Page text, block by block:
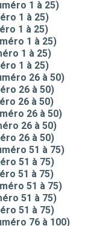
1 à 25)
1 à 25)
1 à 25)
1 à 25)
1 à 25)
1 à 25)
26 à 50)
26 à 50)
26 à 50)
26 à 50)
26 à 50)
26 à 50)
51 à 75)
51 à 75)
51 à 75)
51 à 75)
51 à 75)
51 à 75)
76 à 100)